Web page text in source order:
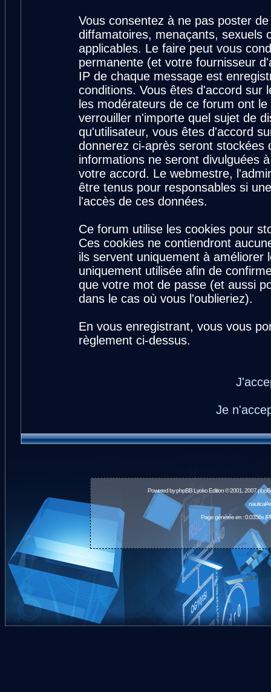
Vous consentez à ne pas poster
diffamatoires, menaçants, sexuels
applicables. Le faire peut vous
permanente (et votre fournisseur
IP de chaque message est
conditions. Vous êtes d'accord sur
les modérateurs de ce forum ont
verrouiller n'importe quel sujet de
qu'utilisateur, vous êtes d'accord
donnerez ci-après seront stockées
informations ne seront divulguées
votre accord. Le webmestre,
être tenus pour responsables si
l'accès de ces données.
Ce forum utilise les cookies pour
Ces cookies ne contiendront
ils servent uniquement à
uniquement utilisée afin de
que votre mot de passe (et aussi
dans le cas où vous l'oublieriez).
En vous enregistrant, vous vous
règlement ci-dessus.
Je
Powered byphpBBLyoko Edition © 2001, 2007
Page générée en : 0.0356s